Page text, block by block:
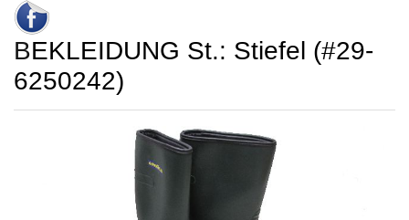
BEKLEIDUNG St.: Stiefel (#29-
6250242)